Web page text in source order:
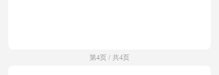
第4页 / 共4页